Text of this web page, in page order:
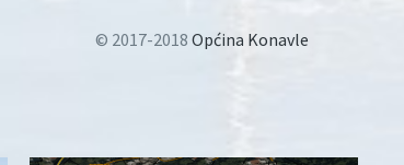
© 2017-2018 Općina Konavle